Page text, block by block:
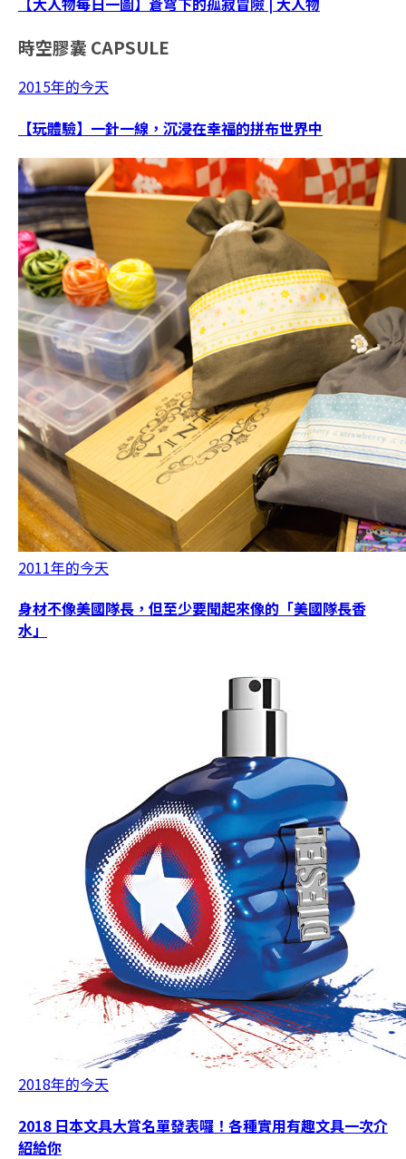
時空膠囊 CAPSULE
2015年的今天
【玩體驗】一針一線，沉浸在幸福的拼布世界中
2011年的今天
身材不像美國隊長，但至少要聞起來像的「美國隊長香
水」
2018年的今天
2018 日本文具大賞名單發表囉！各種實用有趣文具一次介
紹給你